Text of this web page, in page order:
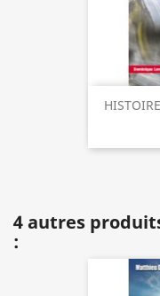
4 autres
: